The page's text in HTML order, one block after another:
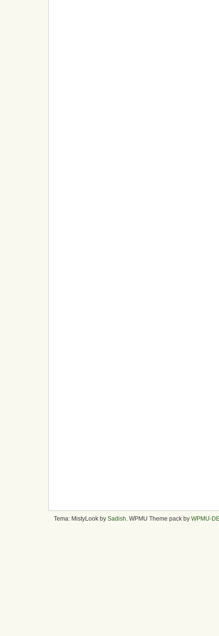
Tema: MistyLook by Sadish . WPMU Theme pack by WPMU-